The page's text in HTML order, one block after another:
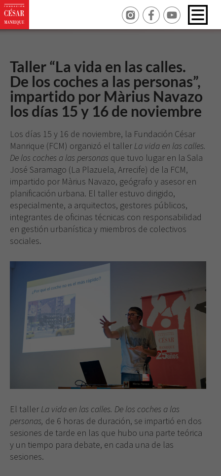
Taller “La vida en las calles.
De los coches a las personas”,
impartido por Màrius Navazo
los días 15 y 16 de noviembre
Los días 15 y 16 de noviembre, la Fundación César
Manrique (FCM) organizó el taller La vida en las calles.
De los coches a las personas que tuvo lugar en la Sala
José Saramago (La Plazuela, Arrecife) de la FCM,
impartido por Màrius Navazo, geógrafo y asesor en
planificación urbana. El taller estuvo dirigido,
especialmente, a arquitectos, gestores públicos,
integrantes de oficinas técnicas con responsabilidad
en gestión urbanística y miembros de colectivos
sociales.
El taller La vida en las calles. De los coches a las
personas, de 6 horas de duración, se impartió en dos
sesiones de tarde en las que hubo una parte teórica
y un tiempo para debate, en cada una de las
sesiones.